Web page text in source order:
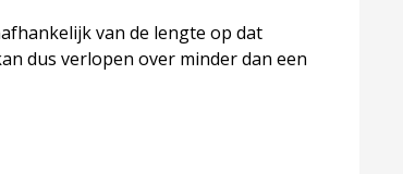
van de lengte op dat
dus verlopen over minder dan een